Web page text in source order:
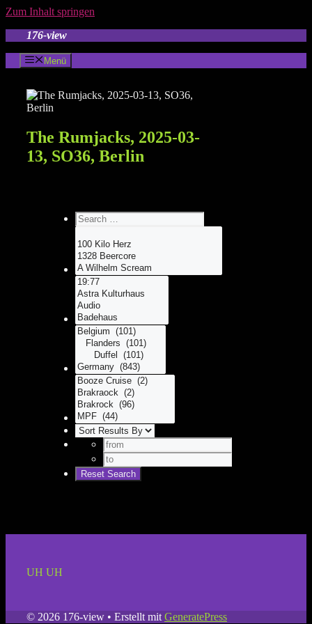
Zum Inhalt springen
176-view
Menü
The Rumjacks, 2025-03-
13, SO36, Berlin
UH UH
© 2026 176-view • Erstellt mit GeneratePress